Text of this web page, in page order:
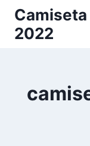
Saltar
contenido
2022